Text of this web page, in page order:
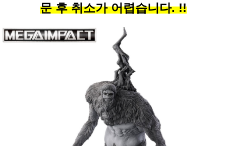
문 후 취소가 어렵습니다. !!